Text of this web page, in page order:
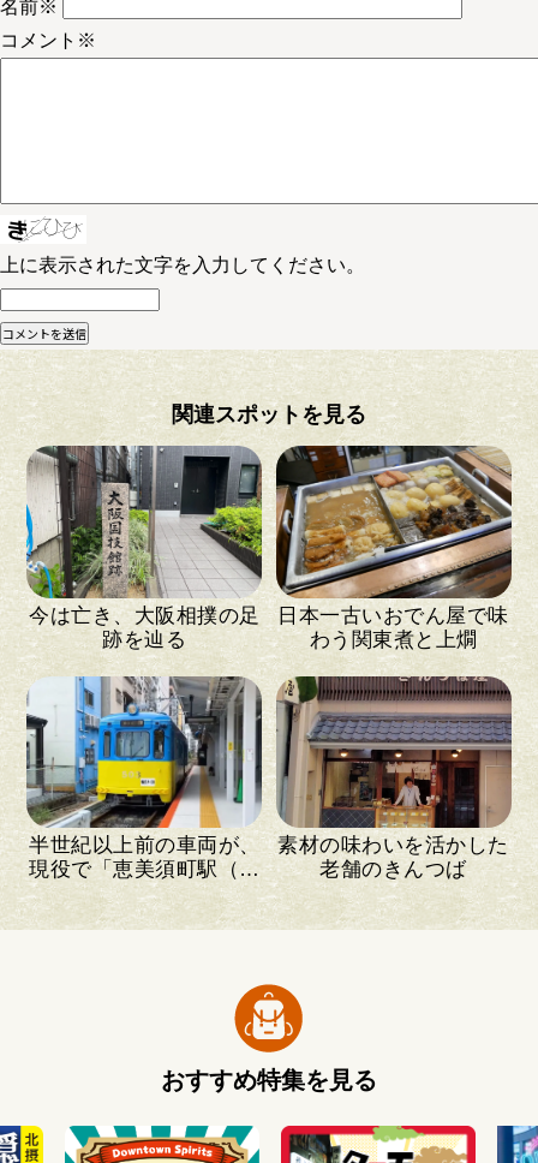
名前※
コメント ※
上に表示された文字を入力してください。
関連スポットを見る
今は亡き、大阪相撲の足
跡を辿る
日本一古いおでん屋で味
わう関東煮と上燗
半世紀以上前の車両が、
現役で「恵美須町駅（通
天閣前）」を出…
素材の味わいを活かした
老舗のきんつば
おすすめ特集を見る